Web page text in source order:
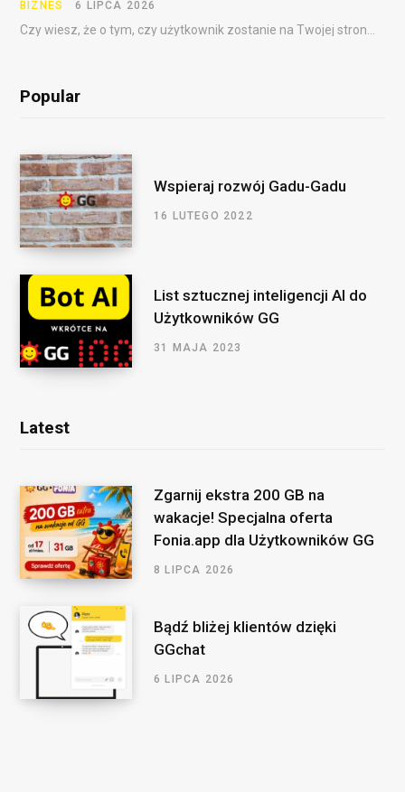
BIZNES 6 LIPCA 2026
Popular
Wspieraj rozwój Gadu-Gadu
16 LUTEGO 2022
List sztucznej inteligencji AI do
Użytkowników GG
31 MAJA 2023
Latest
Zgarnij ekstra 200 GB na
wakacje! Specjalna oferta
Fonia.app dla Użytkowników GG
8 LIPCA 2026
Bądź bliżej klientów dzięki
GGchat
6 LIPCA 2026